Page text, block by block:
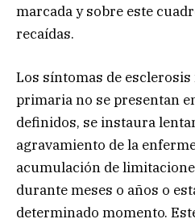
marcada y sobre este
recaídas.
Los síntomas de
primaria no se presentan
definidos, se instaura
agravamiento de la
acumulación de
durante meses o años o
determinado momento.